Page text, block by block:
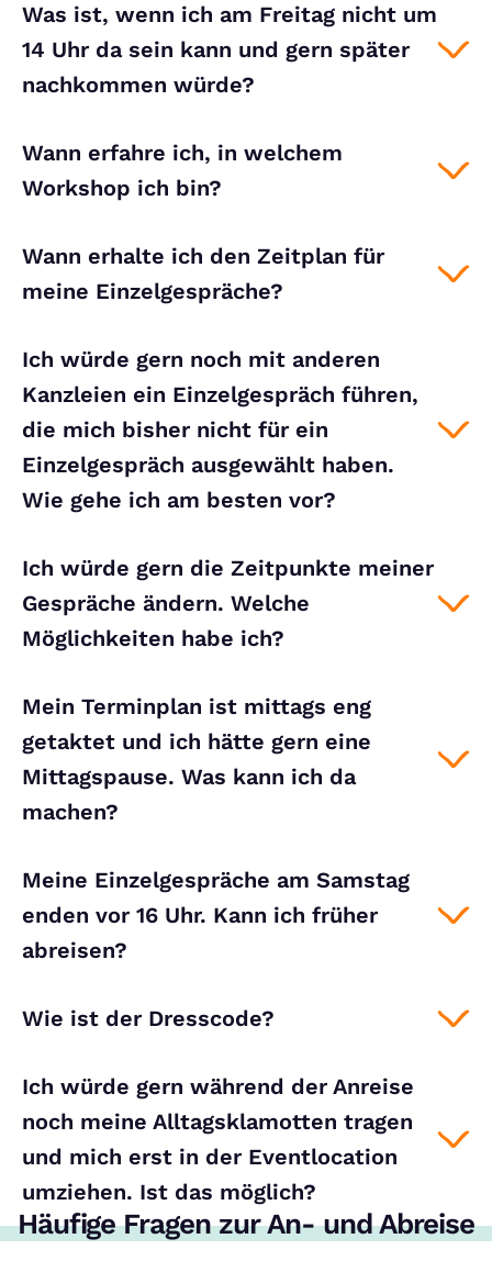
Was ist, wenn ich am Freitag nicht um
14 Uhr da sein kann und gern später
nachkommen würde?
Wann erfahre ich, in welchem
Workshop ich bin?
Wann erhalte ich den Zeitplan für
meine Einzelgespräche?
Ich würde gern noch mit anderen
Kanzleien ein Einzelgespräch führen,
die mich bisher nicht für ein
Einzelgespräch ausgewählt haben.
Wie gehe ich am besten vor?
Ich würde gern die Zeitpunkte meiner
Gespräche ändern. Welche
Möglichkeiten habe ich?
Mein Terminplan ist mittags eng
getaktet und ich hätte gern eine
Mittagspause. Was kann ich da
machen?
Meine Einzelgespräche am Samstag
enden vor 16 Uhr. Kann ich früher
abreisen?
Wie ist der Dresscode?
Ich würde gern während der Anreise
noch meine Alltagsklamotten tragen
und mich erst in der Eventlocation
umziehen. Ist das möglich?
Häufige Fragen zur An- und Abreise